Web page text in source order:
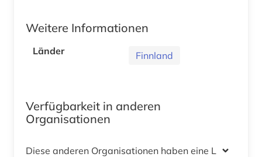
Weitere Informationen
Länder Finnland
Verfügbarkeit in anderen
Organisationen
Diese anderen Organisationen haben eine Lizenz